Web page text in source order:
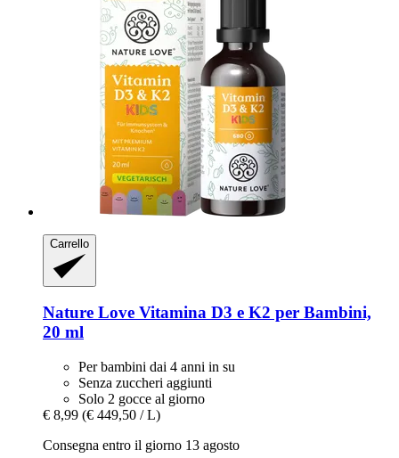
Carrello
Nature Love Vitamina D3 e K2 per Bambini,
20 ml
Per bambini dai 4 anni in su
Senza zuccheri aggiunti
Solo 2 gocce al giorno
€ 8,99 (€ 449,50 / L)
Consegna entro il giorno 13 agosto